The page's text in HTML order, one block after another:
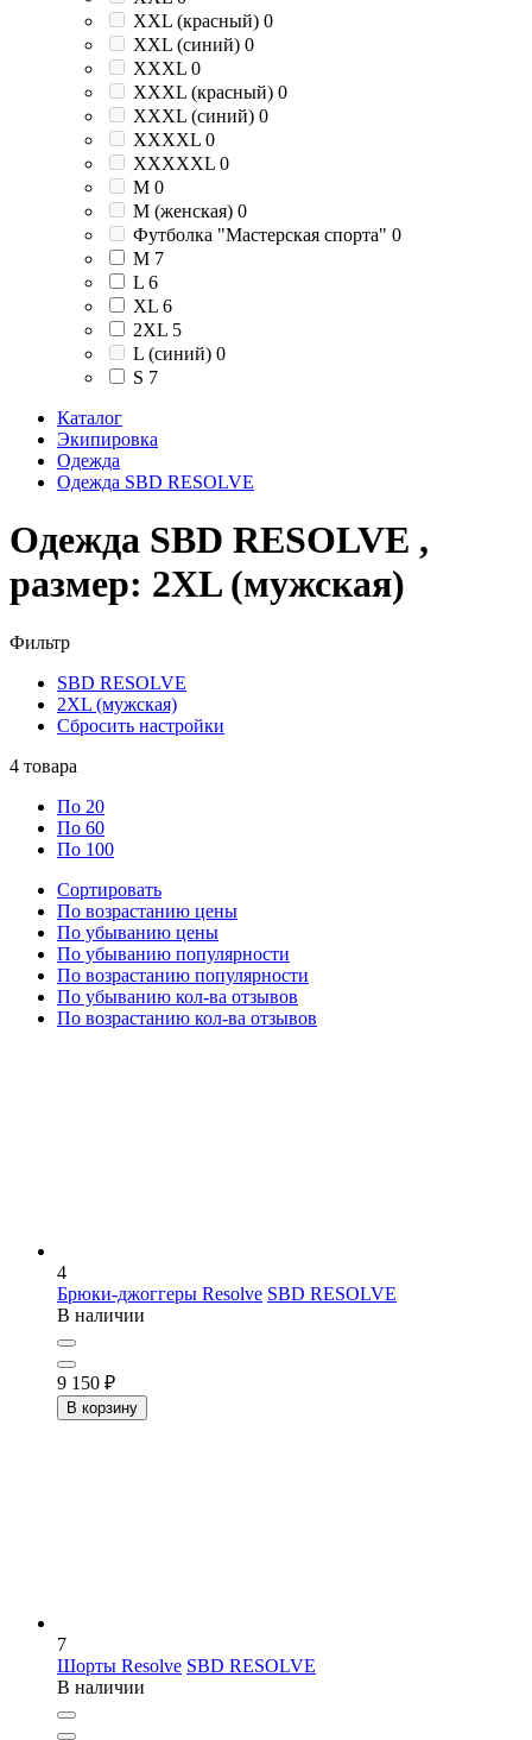
XXL (красный) 0
XXL (синий) 0
XXXL 0
XXXL (красный) 0
XXXL (синий) 0
XXXXL 0
XXXXXL 0
М 0
М (женская) 0
Футболка "Мастерская спорта" 0
M 7
L 6
XL 6
2XL 5
L (синий) 0
S 7
Каталог
Экипировка
Одежда
Одежда SBD RESOLVE
Одежда SBD RESOLVE ,
размер: 2XL (мужская)
Фильтр
SBD RESOLVE
2XL (мужская)
Сбросить настройки
4 товара
По 20
По 60
По 100
Сортировать
По возрастанию цены
По убыванию цены
По убыванию популярности
По возрастанию популярности
По убыванию кол-ва отзывов
По возрастанию кол-ва отзывов
4
Брюки-джоггеры Resolve SBD RESOLVE
В наличии
9 150 ₽
В корзину
7
Шорты Resolve SBD RESOLVE
В наличии